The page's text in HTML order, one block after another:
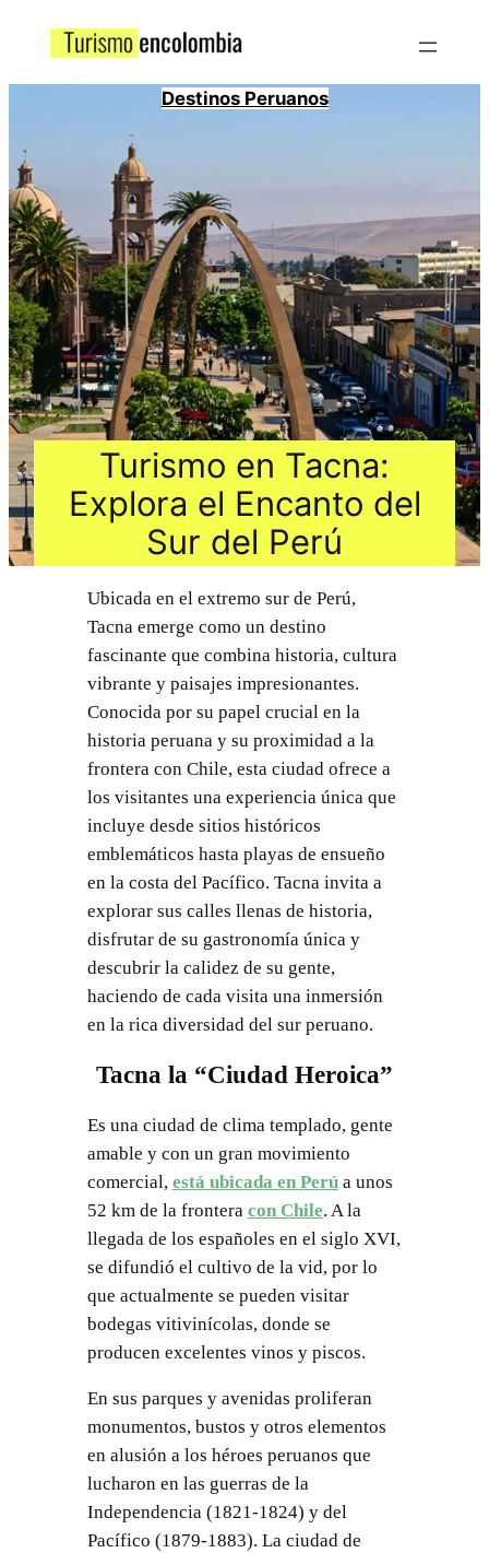
Destinos Peruanos
Turismo en Tacna:
Explora el Encanto del
Sur del Perú
Ubicada en el extremo sur de Perú,
Tacna emerge como un destino
fascinante que combina historia, cultura
vibrante y paisajes impresionantes.
Conocida por su papel crucial en la
historia peruana y su proximidad a la
frontera con Chile, esta ciudad ofrece a
los visitantes una experiencia única que
incluye desde sitios históricos
emblemáticos hasta playas de ensueño
en la costa del Pacífico. Tacna invita a
explorar sus calles llenas de historia,
disfrutar de su gastronomía única y
descubrir la calidez de su gente,
haciendo de cada visita una inmersión
en la rica diversidad del sur peruano.
Tacna la “Ciudad Heroica”
Es una ciudad de clima templado, gente
amable y con un gran movimiento
comercial, está ubicada en Perúa unos
52 km de la frontera con Chile. A la
llegada de los españoles en el siglo XVI,
se difundió el cultivo de la vid, por lo
que actualmente se pueden visitar
bodegas vitivinícolas, donde se
producen excelentes vinos y piscos.
En sus parques y avenidas proliferan
monumentos, bustos y otros elementos
en alusión a los héroes peruanos que
lucharon en las guerras de la
Independencia (1821-1824) y del
Pacífico (1879-1883). La ciudad de